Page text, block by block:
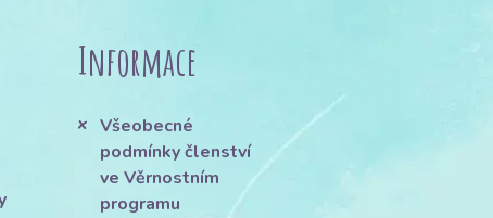
Informace
Všeobecné
podmínky členství
ve Věrnostním
programu